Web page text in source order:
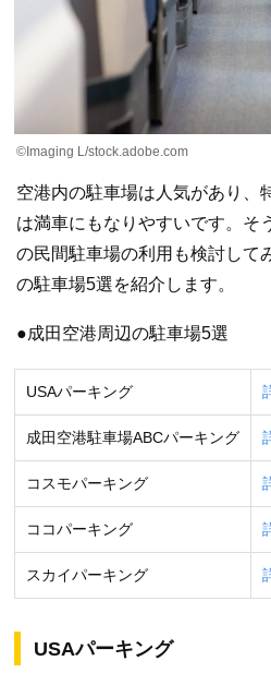
©Imaging L/stock.adobe.com
空港内の駐車場は人気があり、
は満車にもなりやすいです。そ
の民間駐車場の利用も検討して
の駐車場5選を紹介します。
●成田空港周辺の駐車場5選
USAパーキング
成田空港駐車場ABCパーキング
コスモパーキング
ココパーキング
スカイパーキング
USAパーキング